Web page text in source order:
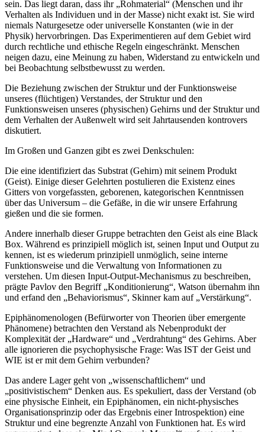
sein. Das liegt daran, dass ihr „Rohmaterial“ (Menschen und ihr
Verhalten als Individuen und in der Masse) nicht exakt ist. Sie wird
niemals Naturgesetze oder universelle Konstanten (wie in der
Physik) hervorbringen. Das Experimentieren auf dem Gebiet wird
durch rechtliche und ethische Regeln eingeschränkt. Menschen
neigen dazu, eine Meinung zu haben, Widerstand zu entwickeln und
bei Beobachtung selbstbewusst zu werden.
Die Beziehung zwischen der Struktur und der Funktionsweise
unseres (flüchtigen) Verstandes, der Struktur und den
Funktionsweisen unseres (physischen) Gehirns und der Struktur und
dem Verhalten der Außenwelt wird seit Jahrtausenden kontrovers
diskutiert.
Im Großen und Ganzen gibt es zwei Denkschulen:
Die eine identifiziert das Substrat (Gehirn) mit seinem Produkt
(Geist). Einige dieser Gelehrten postulieren die Existenz eines
Gitters von vorgefassten, geborenen, kategorischen Kenntnissen
über das Universum – die Gefäße, in die wir unsere Erfahrung
gießen und die sie formen.
Andere innerhalb dieser Gruppe betrachten den Geist als eine Black
Box. Während es prinzipiell möglich ist, seinen Input und Output zu
kennen, ist es wiederum prinzipiell unmöglich, seine interne
Funktionsweise und die Verwaltung von Informationen zu
verstehen. Um diesen Input-Output-Mechanismus zu beschreiben,
prägte Pavlov den Begriff „Konditionierung“, Watson übernahm ihn
und erfand den „Behaviorismus“, Skinner kam auf „Verstärkung“.
Epiphänomenologen (Befürworter von Theorien über emergente
Phänomene) betrachten den Verstand als Nebenprodukt der
Komplexität der „Hardware“ und „Verdrahtung“ des Gehirns. Aber
alle ignorieren die psychophysische Frage: Was IST der Geist und
WIE ist er mit dem Gehirn verbunden?
Das andere Lager geht von „wissenschaftlichem“ und
„positivistischem“ Denken aus. Es spekuliert, dass der Verstand (ob
eine physische Einheit, ein Epiphänomen, ein nicht-physisches
Organisationsprinzip oder das Ergebnis einer Introspektion) eine
Struktur und eine begrenzte Anzahl von Funktionen hat. Es wird